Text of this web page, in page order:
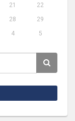
21
22
28
29
4 5